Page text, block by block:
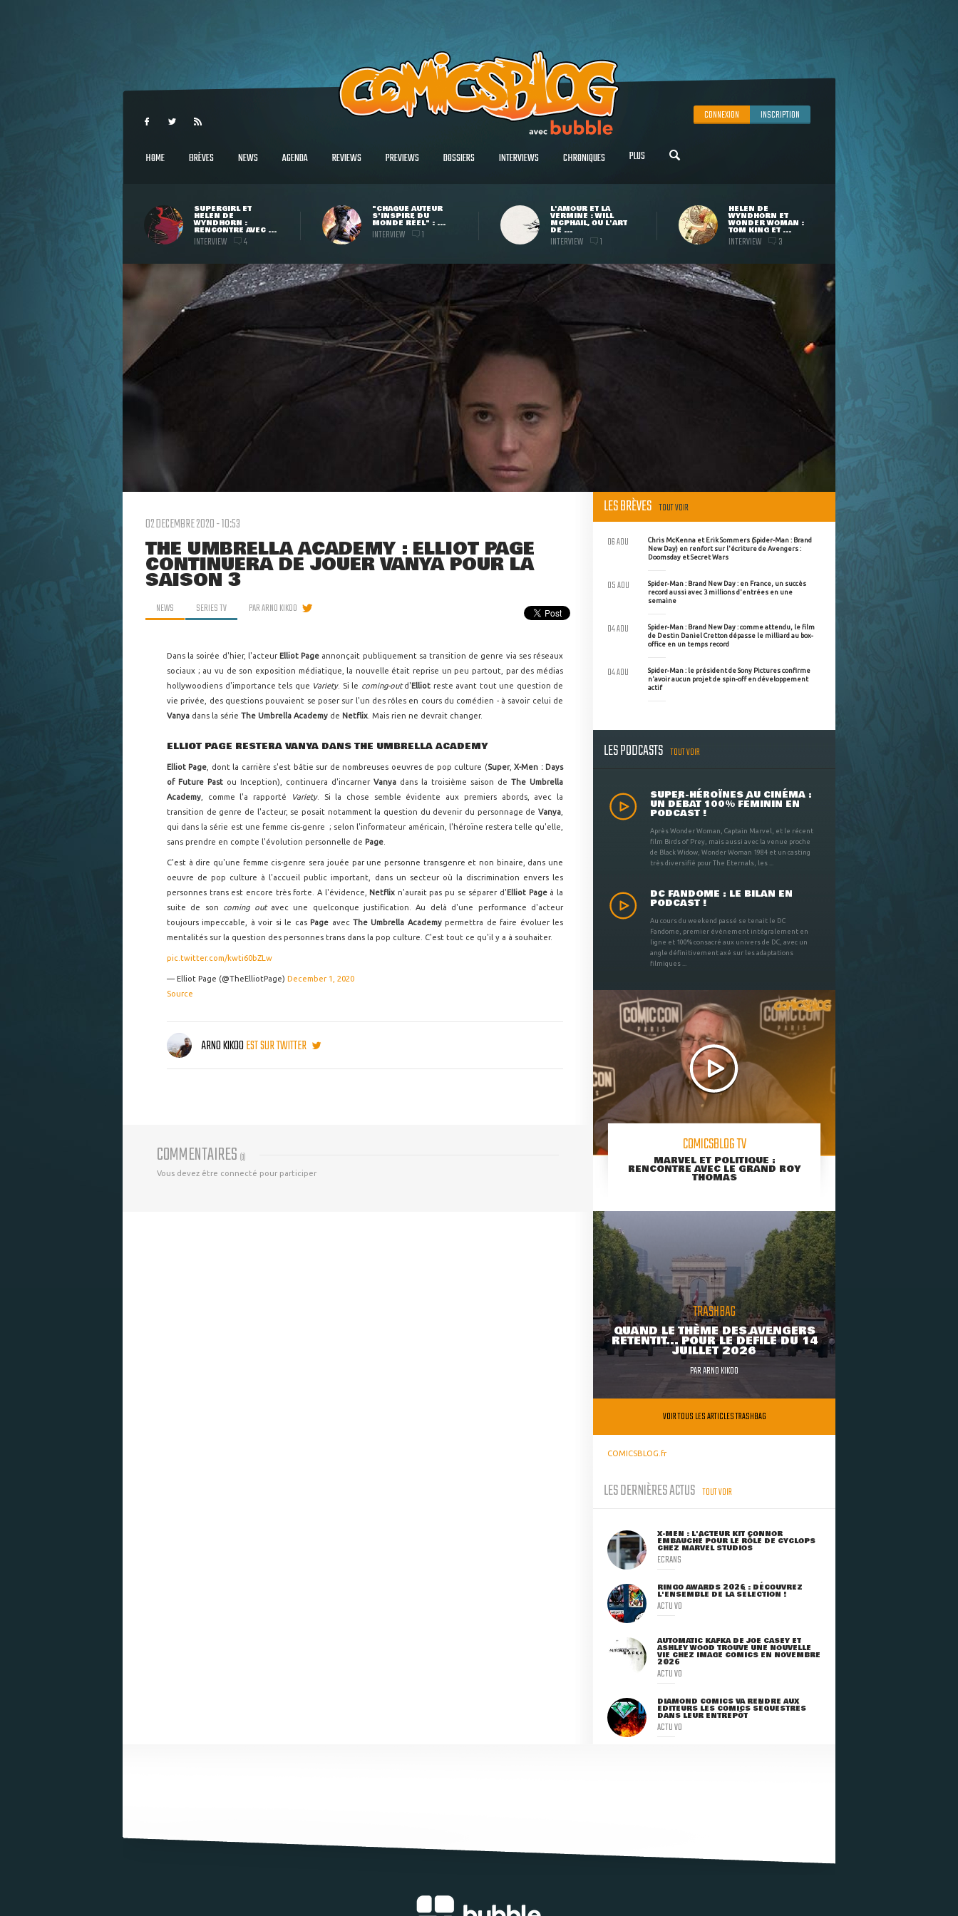
CONNEXION INSCRIPTION
HOME BRÈVES NEWS AGENDA REVIEWS PREVIEWS DOSSIERS INTERVIEWS CHRONIQUES PLUS
SUPERGIRL ET
HELEN DE
WYNDHORN :
RENCONTRE AVEC ...
INTERVIEW 4
"CHAQUE AUTEUR
S'INSPIRE DU
MONDE RÉEL" : ...
INTERVIEW 1
L'AMOUR ET LA
VERMINE : WILL
MCPHAIL, OU L'ART
DE ...
INTERVIEW 1
HELEN DE
WYNDHORN ET
WONDER WOMAN :
TOM KING ET ...
INTERVIEW 3
02 DECEMBRE 2020 - 10:53
THE UMBRELLA ACADEMY : ELLIOT PAGE
CONTINUERA DE JOUER VANYA POUR LA
SAISON 3
NEWS SERIES TV PARARNO KIKOO
Dans la soirée d'hier, l'acteur Elliot Page annonçait publiquement sa transition de genre via ses réseaux
sociaux ; au vu de son exposition médiatique, la nouvelle était reprise un peu partout, par des médias
hollywoodiens d'importance tels que Variety. Si le coming-outd'Elliot reste avant tout une question de
vie privée, des questions pouvaient se poser sur l'un des rôles en cours du comédien - à savoir celui de
Vanya dans la série The Umbrella Academy de Netflix . Mais rien ne devrait changer.
ELLIOT PAGE RESTERA VANYA DANS THE UMBRELLA ACADEMY
Elliot Page , dont la carrière s'est bâtie sur de nombreuses oeuvres de pop culture (Super,X-Men : Days
of Future Past ou Inception), continuera d'incarner Vanya dans la troisième saison de The Umbrella
Academy , comme l'a rapporté Variety. Si la chose semble évidente aux premiers abords, avec la
transition de genre de l'acteur, se posait notamment la question du devenir du personnage de Vanya
qui dans la série est une femme cis-genre ; selon l'informateur américain, l'héroïne restera telle qu'elle,
sans prendre en compte l'évolution personnelle de Page
C'est à dire qu'une femme cis-genre sera jouée par une personne transgenre et non binaire, dans une
oeuvre de pop culture à l'accueil public important, dans un secteur où la discrimination envers les
personnes trans est encore très forte. A l'évidence,
Netflix n'aurait pas pu se séparer d' Elliot Page à la
suite de son coming outavec une quelconque justification. Au delà d'une performance d'acteur
toujours impeccable, à voir si le cas Page avec The Umbrella Academypermettra de faire évoluer les
mentalités sur la question des personnes trans dans la pop culture. C'est tout ce qu'il y a à souhaiter.
pic.twitter.com/kwti60bZLw
— Elliot Page (@TheElliotPage) December 1, 2020
Source
ARNO KIKOOEST SUR TWITTER
COMMENTAIRES (0)
Vous devez être connecté pour participer
LES BRÈVES TOUT VOIR
Chris McKenna et Erik Sommers (Spider-Man : Brand
New Day) en renfort sur l'écriture de Avengers :
Doomsday et Secret Wars
06 AOU
Spider-Man : Brand New Day : en France, un succès
record aussi avec 3 millions d'entrées en une
semaine
05 AOU
Spider-Man : Brand New Day : comme attendu, le film
de Destin Daniel Cretton dépasse le milliard au box-
office en un temps record
04 AOU
Spider-Man : le président de Sony Pictures confirme
n'avoir aucun projet de spin-off en développement
actif
04 AOU
LES PODCASTS TOUT VOIR
SUPER-HÉROÏNES AU CINÉMA :
UN DÉBAT 100% FÉMININ EN
PODCAST !
Après Wonder Woman, Captain Marvel, et le récent
film Birds of Prey, mais aussi avec la venue proche
de Black Widow, Wonder Woman 1984 et un casting
très diversifié pour The Eternals, les ...
DC FANDOME : LE BILAN EN
PODCAST !
Au cours du weekend passé se tenait le DC
Fandome, premier évènement intégralement en
ligne et 100% consacré aux univers de DC, avec un
angle définitivement axé sur les adaptations
filmiques ...
COMICSBLOG TV
MARVEL ET POLITIQUE :
RENCONTRE AVEC LE GRAND ROY
THOMAS
TRASHBAG
QUAND LE THÈME DES AVENGERS
RETENTIT... POUR LE DÉFILÉ DU 14
JUILLET 2026
PARARNO KIKOO
VOIR TOUS LES ARTICLES TRASHBAG
COMICSBLOG.fr
LES DERNIÈRES ACTUS TOUT VOIR
X-MEN : L'ACTEUR KIT CONNOR
EMBAUCHÉ POUR LE RÔLE DE CYCLOPS
CHEZ MARVEL STUDIOS
ECRANS
RINGO AWARDS 2026 : DÉCOUVREZ
L'ENSEMBLE DE LA SÉLECTION !
ACTU VO
AUTOMATIC KAFKA DE JOE CASEY ET
ASHLEY WOOD TROUVE UNE NOUVELLE
VIE CHEZ IMAGE COMICS EN NOVEMBRE
2026
ACTU VO
DIAMOND COMICS VA RENDRE AUX
ÉDITEURS LES COMICS SÉQUESTRÉS
DANS LEUR ENTREPÔT
ACTU VO